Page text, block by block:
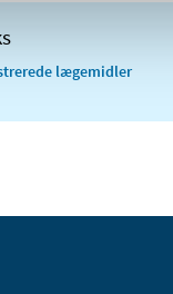
lægemidler